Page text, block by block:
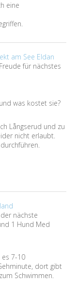
eine
am See Eldan
für nächstes
was kostet sie?
Långserud und zu
nicht erlaubt.
nächste
1 Hund Med
7-10
dort gibt
Schwimmen.